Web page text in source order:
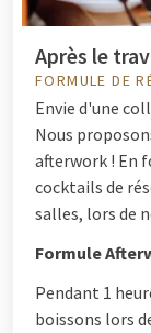
Après le
FORMULE DE
Envie d'une
Nous
afterwork ! En
cocktails de
salles, lors de
Formule
Pendant 1
boissons lors